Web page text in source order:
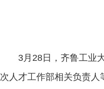
3月28日，齐鲁工业
次人才工作部相关负责